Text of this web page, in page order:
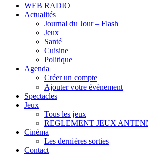
WEB RADIO
Actualités
Journal du Jour – Flash
Jeux
Santé
Cuisine
Politique
Agenda
Créer un compte
Ajouter votre évènement
Spectacles
Jeux
Tous les jeux
REGLEMENT JEUX
Cinéma
Les dernières sorties
Contact